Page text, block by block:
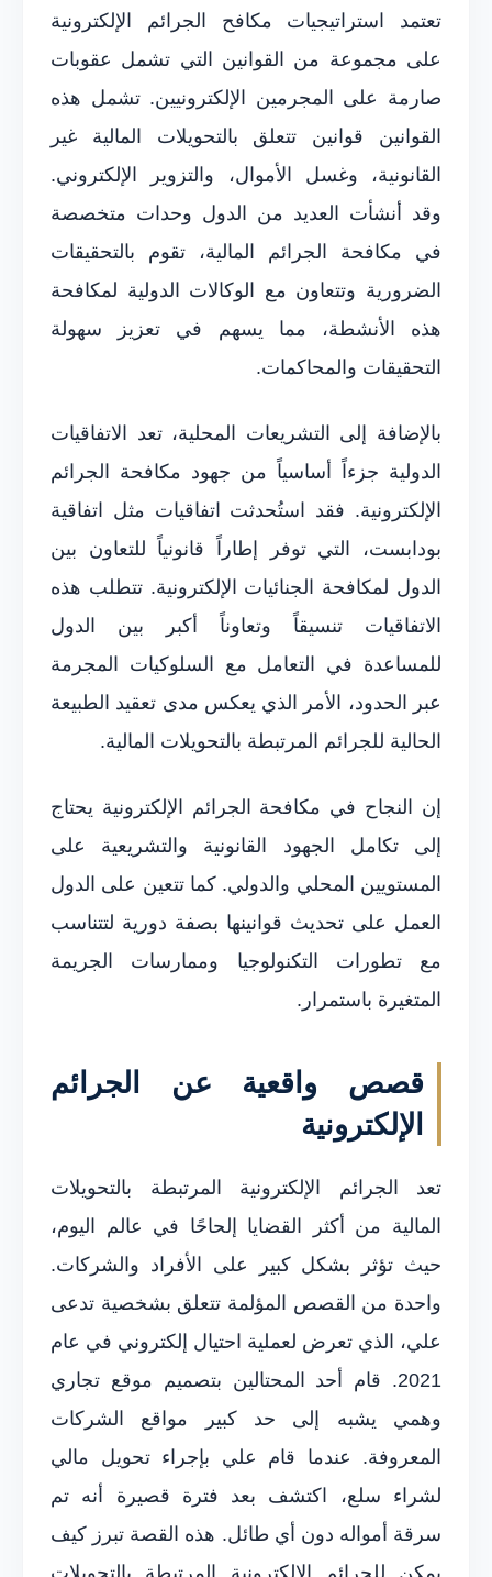
تعتمد استراتيجيات مكافح الجرائم الإلكترونية
على مجموعة من القوانين التي تشمل عقوبات
صارمة على المجرمين الإلكترونيين. تشمل هذه
القوانين قوانين تتعلق بالتحويلات المالية غير
القانونية، وغسل الأموال، والتزوير الإلكتروني.
وقد أنشأت العديد من الدول وحدات متخصصة
في مكافحة الجرائم المالية، تقوم بالتحقيقات
الضرورية وتتعاون مع الوكالات الدولية لمكافحة
هذه الأنشطة، مما يسهم في تعزيز سهولة
التحقيقات والمحاكمات.
بالإضافة إلى التشريعات المحلية، تعد الاتفاقيات
الدولية جزءاً أساسياً من جهود مكافحة الجرائم
الإلكترونية. فقد استُحدثت اتفاقيات مثل اتفاقية
بودابست، التي توفر إطاراً قانونياً للتعاون بين
الدول لمكافحة الجنائيات الإلكترونية. تتطلب هذه
الاتفاقيات تنسيقاً وتعاوناً أكبر بين الدول
للمساعدة في التعامل مع السلوكيات المجرمة
عبر الحدود، الأمر الذي يعكس مدى تعقيد الطبيعة
الحالية للجرائم المرتبطة بالتحويلات المالية.
إن النجاح في مكافحة الجرائم الإلكترونية يحتاج
إلى تكامل الجهود القانونية والتشريعية على
المستويين المحلي والدولي. كما تتعين على الدول
العمل على تحديث قوانينها بصفة دورية لتتناسب
مع تطورات التكنولوجيا وممارسات الجريمة
المتغيرة باستمرار.
قصص واقعية عن الجرائم
الإلكترونية
تعد الجرائم الإلكترونية المرتبطة بالتحويلات
المالية من أكثر القضايا إلحاحًا في عالم اليوم،
حيث تؤثر بشكل كبير على الأفراد والشركات.
واحدة من القصص المؤلمة تتعلق بشخصية تدعى
علي، الذي تعرض لعملية احتيال إلكتروني في عام
2021. قام أحد المحتالين بتصميم موقع تجاري
وهمي يشبه إلى حد كبير مواقع الشركات
المعروفة. عندما قام علي بإجراء تحويل مالي
لشراء سلع، اكتشف بعد فترة قصيرة أنه تم
سرقة أمواله دون أي طائل. هذه القصة تبرز كيف